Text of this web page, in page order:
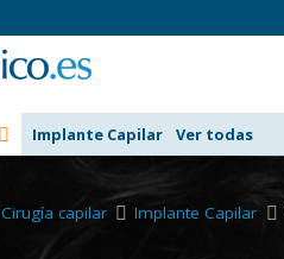
Cirugía capilar Implante Capilar
Implante Capilar Ver todas